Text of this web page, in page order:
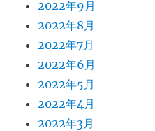
2022年9月
2022年8月
2022年7月
2022年6月
2022年5月
2022年4月
2022年3月